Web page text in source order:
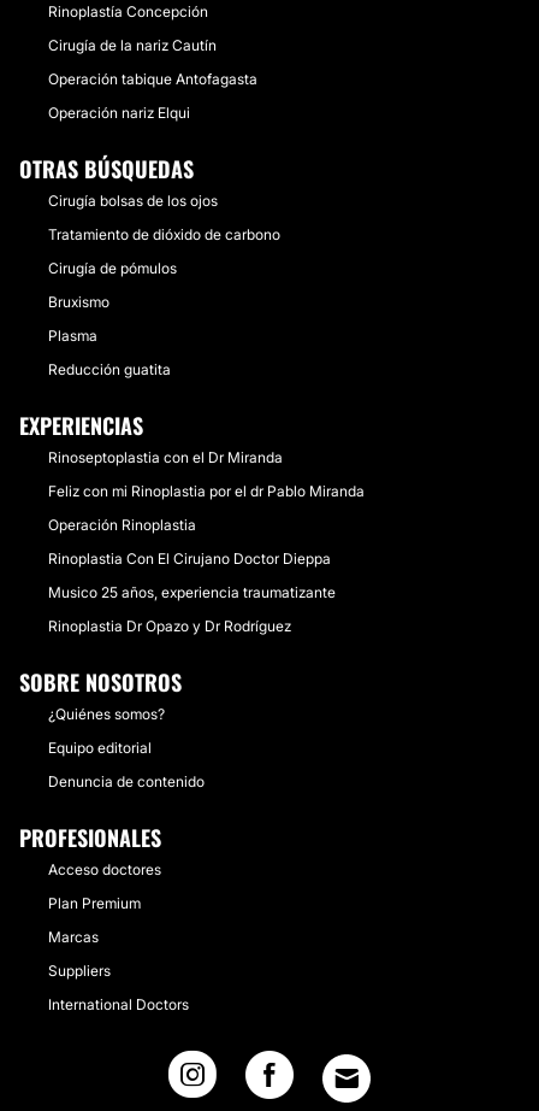
Rinoplastía Concepción
Cirugía de la nariz Cautín
Operación tabique Antofagasta
Operación nariz Elqui
OTRAS BÚSQUEDAS
Cirugía bolsas de los ojos
Tratamiento de dióxido de carbono
Cirugía de pómulos
Bruxismo
Plasma
Reducción guatita
EXPERIENCIAS
Rinoseptoplastia con el Dr Miranda
Feliz con mi Rinoplastia por el dr Pablo Miranda
Operación Rinoplastia
Rinoplastia Con El Cirujano Doctor Dieppa
Musico 25 años, experiencia traumatizante
Rinoplastia Dr Opazo y Dr Rodríguez
SOBRE NOSOTROS
¿Quiénes somos?
Equipo editorial
Denuncia de contenido
PROFESIONALES
Acceso doctores
Plan Premium
Marcas
Suppliers
International Doctors